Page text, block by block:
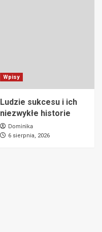
Wpisy
Ludzie sukcesu i ich
niezwykłe historie
Dominika
6 sierpnia, 2026